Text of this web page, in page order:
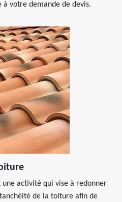
votre demande de devis.
activité qui vise à redonner
de la toiture afin de